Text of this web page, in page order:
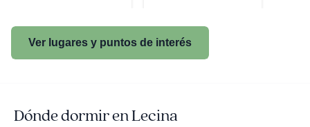
Ver lugares y puntos de interés
Dónde dormir en Lecina